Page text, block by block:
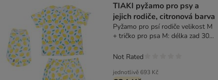
TIAKI pyžamo pro psy a
jejich rodiče, citronová barva
Pyžamo pro psí rodiče velikost M
+ tričko pro psa M: délka zad 30
jednotlivě 693 Kč
Not Rated